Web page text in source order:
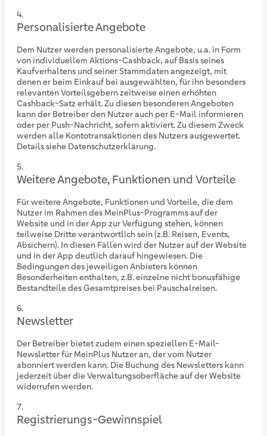
Personalisierte Angebote
Dem Nutzer werden personalisierte Angebote, u.a. in Form
von individuellem Aktions-Cashback, auf Basis seines
Kaufverhaltens und seiner Stammdaten angezeigt, mit
denen er beim Einkauf bei ausgewählten, für ihn besonders
relevanten Vorteilsgebern zeitweise einen erhöhten
Cashback-Satz erhält. Zu diesen besonderen Angeboten
kann der Betreiber den Nutzer auch per E-Mail informieren
oder per Push-Nachricht, sofern aktiviert. Zu diesem Zweck
werden alle Kontotransaktionen des Nutzers ausgewertet.
Details siehe Datenschutzerklärung.
Weitere Angebote, Funktionen und Vorteile
Für weitere Angebote, Funktionen und Vorteile, die dem
Nutzer im Rahmen des MeinPlus-Programms auf der
Website und in der App zur Verfügung stehen, können
teilweise Dritte verantwortlich sein (z.B. Reisen, Events,
Absichern). In diesen Fällen wird der Nutzer auf der Website
und in der App deutlich darauf hingewiesen. Die
Bedingungen des jeweiligen Anbieters können
Besonderheiten enthalten, z.B. einzelne nicht bonusfähige
Bestandteile des Gesamtpreises bei Pauschalreisen.
Newsletter
Der Betreiber bietet zudem einen speziellen E-Mail-
Newsletter für MeinPlus Nutzer an, der vom Nutzer
abonniert werden kann. Die Buchung des Newsletters kann
jederzeit über die Verwaltungsoberfläche auf der Website
widerrufen werden.
Registrierungs-Gewinnspiel